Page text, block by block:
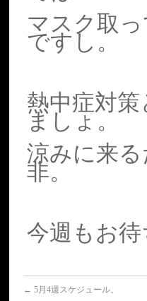
マスク取
ですし。
熱中症対策
ましょ。
涼みに来
非。
今週もお待
← 5月4週スケジュール。